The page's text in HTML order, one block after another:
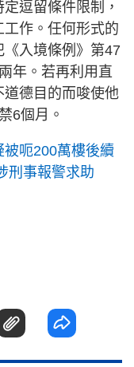
逗留條件限制，
作。任何形式的
入境條例》第47
年。若再利用直
德目的而唆使他
6個月。
呃200萬樓後續
刑事報警求助